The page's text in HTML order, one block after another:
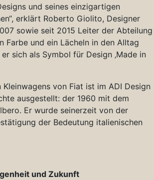
und seines einzigartigen
erklärt Roberto Giolito, Designer
sowie seit 2015 Leiter der Abteilung
Farbe und ein Lächeln in den Alltag
sich als Symbol für Design ‚Made in
von Fiat ist im ADI Design
ausgestellt: der 1960 mit dem
Er wurde seinerzeit von der
der Bedeutung italienischen
und Zukunft